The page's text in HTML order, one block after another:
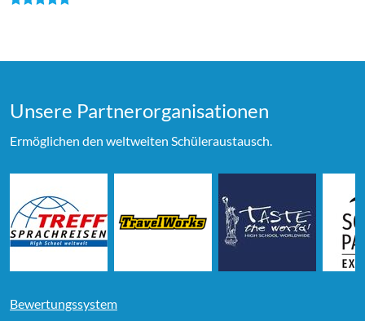
Unsere Partner­organi­sationen
Ermöglichen den weltweiten Schüleraustausch.
Bewertungssystem